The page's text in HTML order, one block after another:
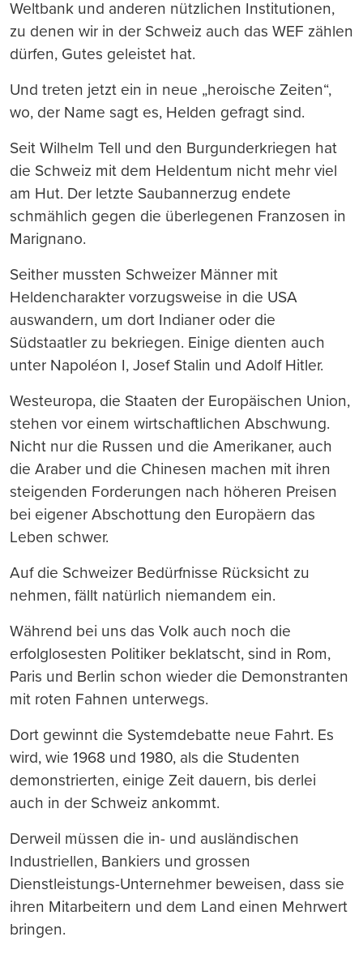
Weltbank und anderen nützlichen Institutionen,
zu denen wir in der Schweiz auch das WEF zählen
dürfen, Gutes geleistet hat.
Und treten jetzt ein in neue „heroische Zeiten“,
wo, der Name sagt es, Helden gefragt sind.
Seit Wilhelm Tell und den Burgunderkriegen hat
die Schweiz mit dem Heldentum nicht mehr viel
am Hut. Der letzte Saubannerzug endete
schmählich gegen die überlegenen Franzosen in
Marignano.
Seither mussten Schweizer Männer mit
Heldencharakter vorzugsweise in die USA
auswandern, um dort Indianer oder die
Südstaatler zu bekriegen. Einige dienten auch
unter Napoléon I, Josef Stalin und Adolf Hitler.
Westeuropa, die Staaten der Europäischen Union,
stehen vor einem wirtschaftlichen Abschwung.
Nicht nur die Russen und die Amerikaner, auch
die Araber und die Chinesen machen mit ihren
steigenden Forderungen nach höheren Preisen
bei eigener Abschottung den Europäern das
Leben schwer.
Auf die Schweizer Bedürfnisse Rücksicht zu
nehmen, fällt natürlich niemandem ein.
Während bei uns das Volk auch noch die
erfolglosesten Politiker beklatscht, sind in Rom,
Paris und Berlin schon wieder die Demonstranten
mit roten Fahnen unterwegs.
Dort gewinnt die Systemdebatte neue Fahrt. Es
wird, wie 1968 und 1980, als die Studenten
demonstrierten, einige Zeit dauern, bis derlei
auch in der Schweiz ankommt.
Derweil müssen die in- und ausländischen
Industriellen, Bankiers und grossen
Dienstleistungs-Unternehmer beweisen, dass sie
ihren Mitarbeitern und dem Land einen Mehrwert
bringen.